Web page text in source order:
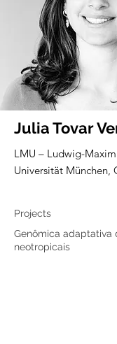
Julia Tovar
LMU – Ludwig-
Universität München,
Projects
Genômica adaptativa
neotropicais